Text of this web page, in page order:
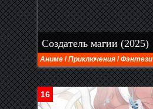
Создатель магии (2025)
Аниме /Приключения /Фэнтези
16